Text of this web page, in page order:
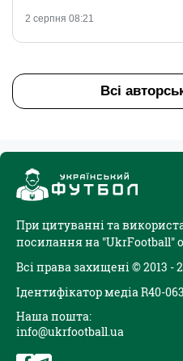
2 серпня 08:21
Всі
При цитуванні та
посилання на "UkrFootball"
Всі права захищені © 2013 -
Ідентифікатор медіа R40-
Наша пошта:
info@ukrfootball.ua